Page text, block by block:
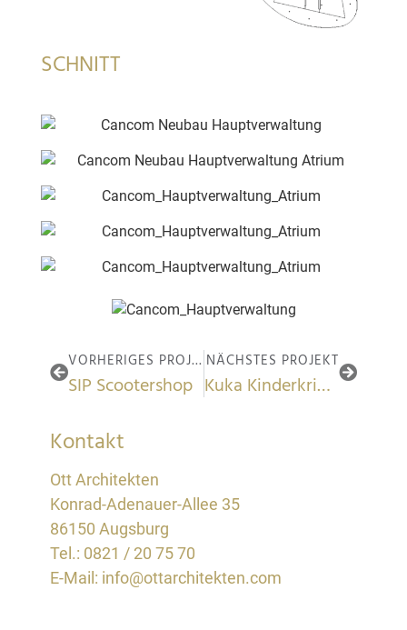
SCHNITT
VORHERIGES PROJEKT
SIP Scootershop
NÄCHSTES PROJEKT
Kuka Kinderkrippe
Kontakt
Ott Architekten
Konrad-Adenauer-Allee 35
86150 Augsburg
Tel.: 0821 / 20 75 70
E-Mail: info@ottarchitekten.com